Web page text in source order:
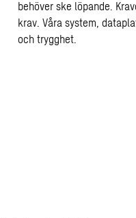
behöver ske löpande.
krav. Våra system,
och trygghet.